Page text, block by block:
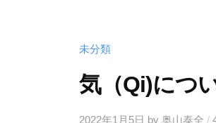
未分類
気（Qi)につ
2022年1月5日 by 奥山泰全 /